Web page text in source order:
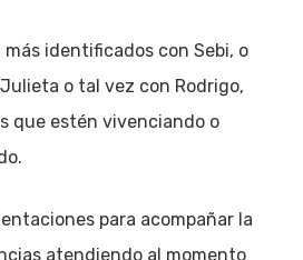
identificados con Sebi, o
o tal vez con Rodrigo,
que estén vivenciando o
para acompañar la
atendiendo al momento